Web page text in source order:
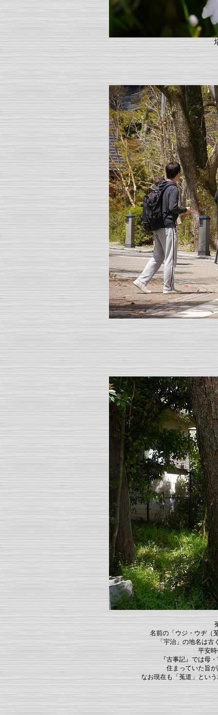
名前の「ウジ・ウヂ（
「宇治」の地名は
平安
『古事記』では母
住まっていた旨
なお現在も「菟道」とい